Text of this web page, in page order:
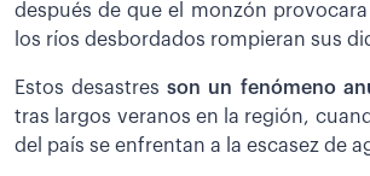
después de que el monzón
los ríos desbordados rompieran sus
Estos desastresson un fenómeno
tras largos veranos en la región,
del país se enfrentan a la escasez de